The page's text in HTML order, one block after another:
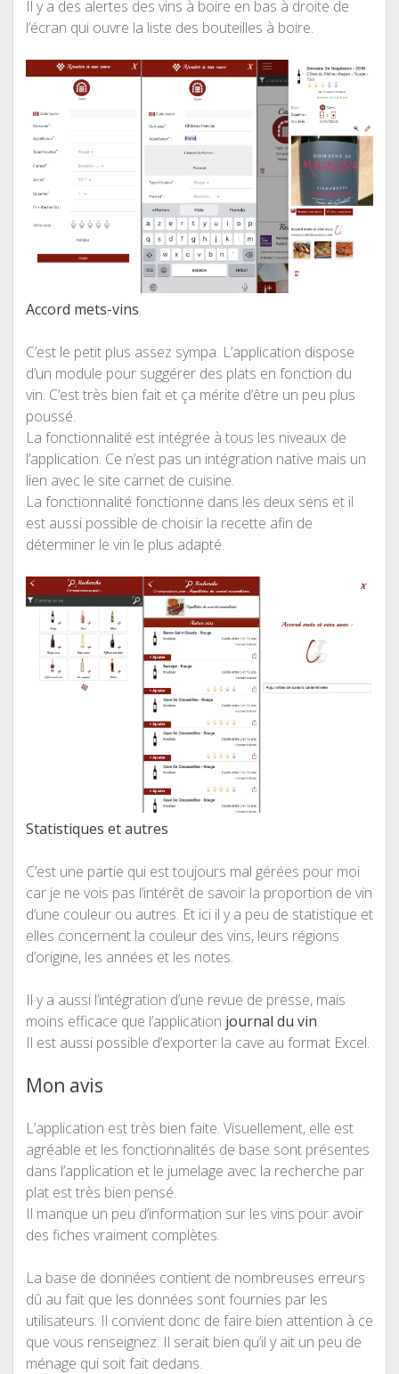
Il y a des alertes des vins à boire en bas à droite de
l’écran qui ouvre la liste des bouteilles à boire.
Accord mets-vins
C’est le petit plus assez sympa. L’application dispose
d’un module pour suggérer des plats en fonction du
vin. C’est très bien fait et ça mérite d’être un peu plus
poussé.
La fonctionnalité est intégrée à tous les niveaux de
l’application. Ce n’est pas un intégration native mais un
lien avec le site carnet de cuisine.
La fonctionnalité fonctionne dans les deux sens et il
est aussi possible de choisir la recette afin de
déterminer le vin le plus adapté.
Statistiques et autres
C’est une partie qui est toujours mal gérées pour moi
car je ne vois pas l’intérêt de savoir la proportion de vin
d’une couleur ou autres. Et ici il y a peu de statistique et
elles concernent la couleur des vins, leurs régions
d’origine, les années et les notes.
Il y a aussi l’intégration d’une revue de presse, mais
moins efficace que l’application journal du vin.
Il est aussi possible d’exporter la cave au format Excel.
Mon avis
L’application est très bien faite. Visuellement, elle est
agréable et les fonctionnalités de base sont présentes
dans l’application et le jumelage avec la recherche par
plat est très bien pensé.
Il manque un peu d’information sur les vins pour avoir
des fiches vraiment complètes.
La base de données contient de nombreuses erreurs
dû au fait que les données sont fournies par les
utilisateurs. Il convient donc de faire bien attention à ce
que vous renseignez. Il serait bien qu’il y ait un peu de
ménage qui soit fait dedans.